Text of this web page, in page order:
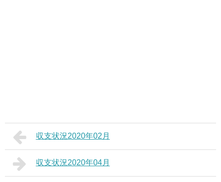
収支状況2020年02月
収支状況2020年04月